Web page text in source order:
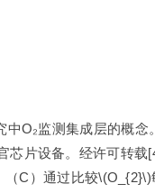
O₂监测集成层的概念
芯片设备。经许可转载
C）通过比较\(O_{2}\)